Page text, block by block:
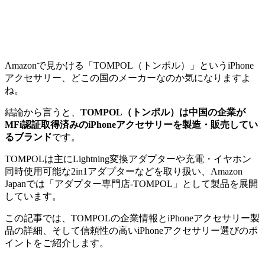
Amazonで見かける「TOMPOL（トンポル）」というiPhone
アクセサリー、どこの国のメーカーなのか気になりますよ
ね。
結論から言うと、 TOMPOL（トンポル）は中国の企業が
MFi認証取得済みのiPhoneアクセサリーを製造・販売してい
るブランドです。
TOMPOLは主にLightning変換アダプターや充電・イヤホン
同時使用可能な2in1アダプターなどを取り扱い、Amazon
Japanでは「アダプター専門店-TOMPOL」として製品を展開
しています。
この記事では、TOMPOLの企業情報とiPhoneアクセサリー製
品の詳細、そして信頼性の高いiPhoneアクセサリー選びのポ
イントをご紹介します。